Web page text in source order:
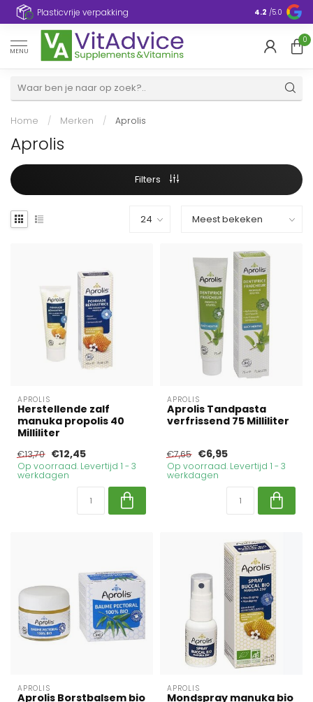
Plasticvrije verpakking 4.2 /5.0
MENU
0
Home / Merken / Aprolis
Aprolis
Filters
APROLIS
Herstellende zalf
manuka propolis 40
Milliliter
€13,70 €12,45
Op voorraad. Levertijd 1 - 3
werkdagen
APROLIS
Aprolis Tandpasta
verfrissend 75 Milliliter
€7,65 €6,95
Op voorraad. Levertijd 1 - 3
werkdagen
APROLIS
Aprolis Borstbalsem bio
APROLIS
Mondspray manuka bio